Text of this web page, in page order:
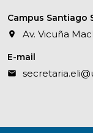
Campus Santiago
Av. Vicuña
E-mail